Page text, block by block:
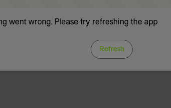
went wrong. Please try refreshing the app
Refresh